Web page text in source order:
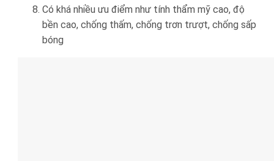
Có khá nhiều ưu điểm như tính thẩm mỹ cao, độ
bền cao, chống thấm, chống trơn trượt, chống sấp
bóng